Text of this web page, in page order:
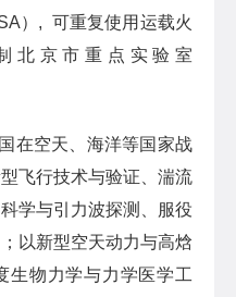
）, 可重复使用运载火
北京市重点实验室
在空天、海洋等国家战
飞行技术与验证、湍流
学与引力波探测、服役
以新型空天动力与高焓
生物力学与力学医学工